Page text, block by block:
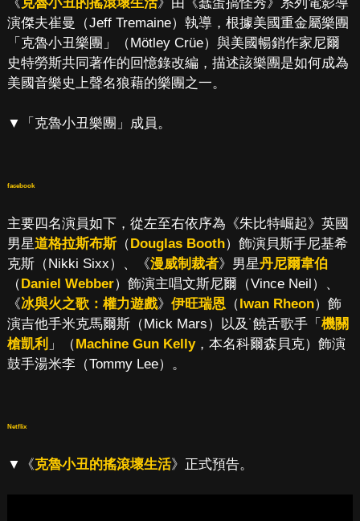
演傑夫崔曼（Jeff Tremaine）執導，根據美國重金屬樂團
「克魯小丑樂團」（Mötley Crüe）與美國暢銷作家尼爾
史特勞斯共同著作的回憶錄改編，描述該樂團是如何成為
美國音樂史上聲名狼藉的樂團之一。
▼「克魯小丑樂團」成員。
facebook
主要四名演員如下，從左至右依序為《朱比特崛起》英國
男星道格拉斯布斯（Douglas Booth）飾演貝斯手尼基希
克斯（Nikki Sixx）、《漫威制裁者》男星丹尼爾韋伯
（Daniel Webber）飾演主唱文斯尼爾（Vince Neil）、
《冰與火之歌：權力遊戲》 伊旺瑞恩（Iwan Rheon）飾
演吉他手米克馬爾斯（Mick Mars）以及˙饒舌歌手「 機關
槍凱利 」（Machine Gun Kelly，本名科爾森貝克）飾演
鼓手湯米李（Tommy Lee）。
Netflix
▼《克魯小丑的搖滾壞生活》正式預告。